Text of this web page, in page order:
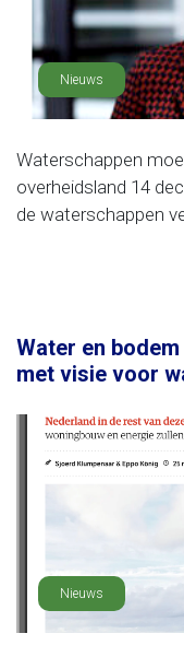
Nieuws
Waterschappen
overheidsland 14
de waterschappen
Water en
met visie voor
Nieuws